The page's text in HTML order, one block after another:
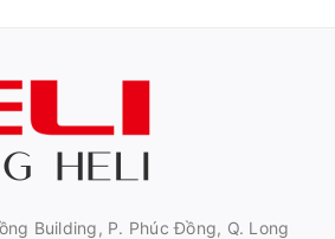
Building, P. Phúc Đồng, Q. Long